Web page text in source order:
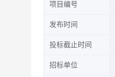
项目编号
发布时间
投标截止时间
招标单位